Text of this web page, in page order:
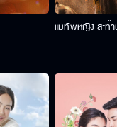
แม่ทัพหญิง สะท้